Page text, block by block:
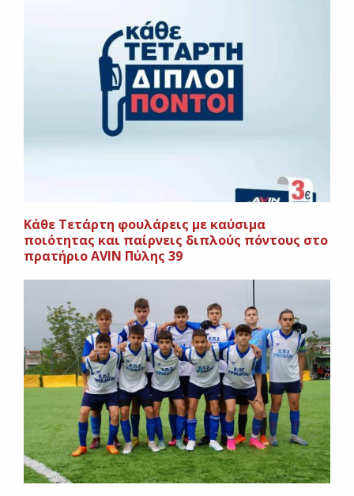
Kάθε Τετάρτη φουλάρεις με καύσιμα
ποιότητας και παίρνεις διπλούς πόντους στο
πρατήριο AVIN Πύλης 39